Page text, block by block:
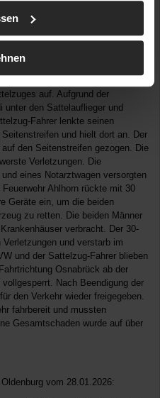
auf dem Beifahrersitz ein 31-
bislang ungeklärten Gründen fährt
Holdorf auf. Durch die Kollision
und der Audi stieß gegen die
auf. Aufgrund der
unter den Sattelauflieger und
Fahrer lenkte seinen
und hielt dort an. Der
den Seitenstreifen gezogen. Die
Verletzungen. Die
eines Notarztwagen versorgten
Ahlhorn rückte mit 30
Geräte ein, um die beiden
zu retten. Die beiden Männer
verbracht. Der 30-
und verstarb im
und der Sattelzug-Fahrer blieben
Osnabrück ab der
Nach Beendigung der
den Verkehr wieder freigegeben.
fahrbereit und mussten
Gesamtschaden wurde auf über
vom 28.01.2026: